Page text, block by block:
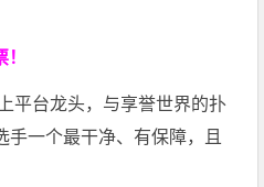
平台龙头，与享誉世界的扑
手一个最干净、有保障，且